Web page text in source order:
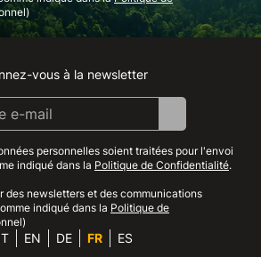
Instagram
Facebook
Linkedin
Youtube
vous à la newsletter
personnelles soient traitées pour l'envoi
indiqué dans la Politique de Confidentialité.
des newsletters et des communications
indiqué dans la Politique de
EN DE FR ES